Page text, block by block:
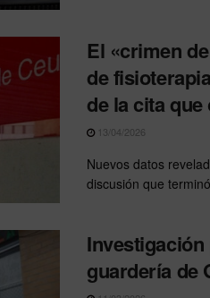
El «crimen
de
de la cita
13/04/2026
Nuevos datos
discusión que
guardería de